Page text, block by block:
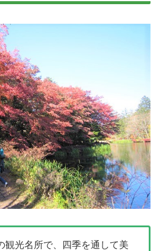
観光名所で、四季を通して美